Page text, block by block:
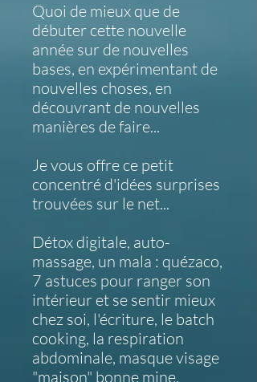
Quoi de mieux que de
débuter cette nouvelle
année sur de nouvelles
bases, en expérimentant de
nouvelles choses, en
découvrant de nouvelles
manières de faire...
Je vous offre ce petit
concentré d'idées surprises
trouvées sur le net...
Détox digitale, auto-
massage, un mala : quézaco,
7 astuces pour ranger son
intérieur et se sentir mieux
chez soi, l'écriture, le batch
cooking, la respiration
abdominale, masque visage
"maison" bonne mine,